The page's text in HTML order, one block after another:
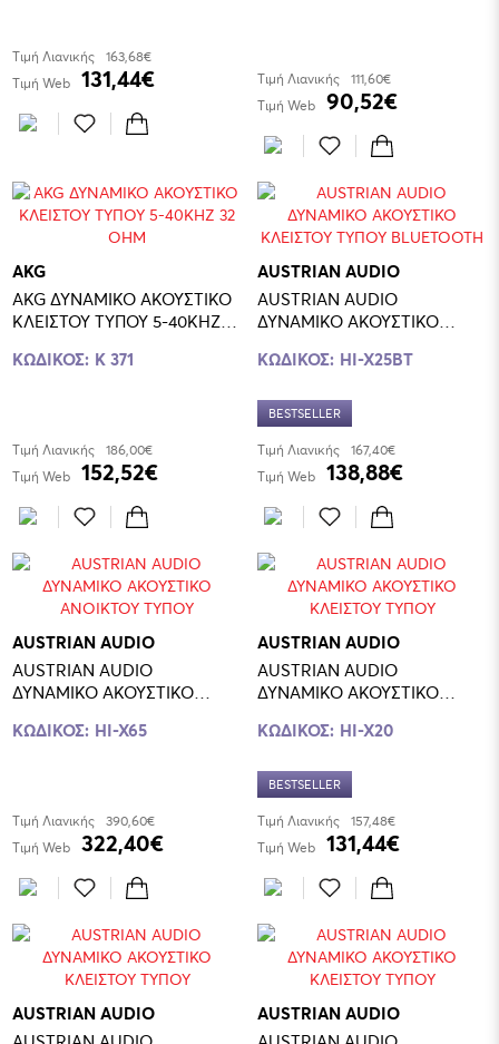
Τιμή Λιανικής
163,68€
Τιμή Web
131,44€ Τιμή Λιανικής
111,60€
Τιμή Web
90,52€
AKG
AKG ΔΥΝΑΜΙΚΟ ΑΚΟΥΣΤΙΚΟ
ΚΛΕΙΣΤΟΥ ΤΥΠΟΥ 5-40ΚΗΖ
ΚΩΔΙΚΟΣ: K 371
Τιμή Λιανικής
186,00€
Τιμή Web
152,52€
AUSTRIAN AUDIO
AUSTRIAN AUDIO
ΔΥNAΜΙΚΟ ΑΚΟΥΣΤΙΚΟ
BLUETOOTH
ΚΩΔΙΚΟΣ: HI-X25BT
BESTSELLER
Τιμή Λιανικής
167,40€
Τιμή Web
138,88€
AUSTRIAN AUDIO
AUSTRIAN AUDIO
ΔΥΝΑΜΙΚΟ ΑΚΟΥΣΤΙΚΟ
ΚΩΔΙΚΟΣ: HI-X65
Τιμή Λιανικής
390,60€
Τιμή Web
322,40€
AUSTRIAN AUDIO
AUSTRIAN AUDIO
ΔΥΝΑΜΙΚΟ ΑΚΟΥΣΤΙΚΟ
ΚΩΔΙΚΟΣ: HI-X20
BESTSELLER
Τιμή Λιανικής
157,48€
Τιμή Web
131,44€
AUSTRIAN AUDIO
AUSTRIAN AUDIO